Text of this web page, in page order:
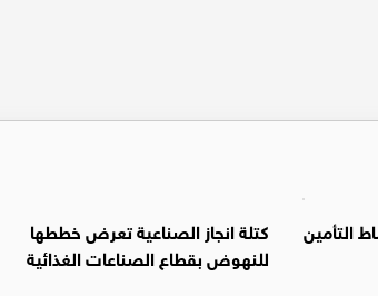
التأمين
كتلة انجاز الصناعية تعرض خططها
للنهوض بقطاع الصناعات الغذائية